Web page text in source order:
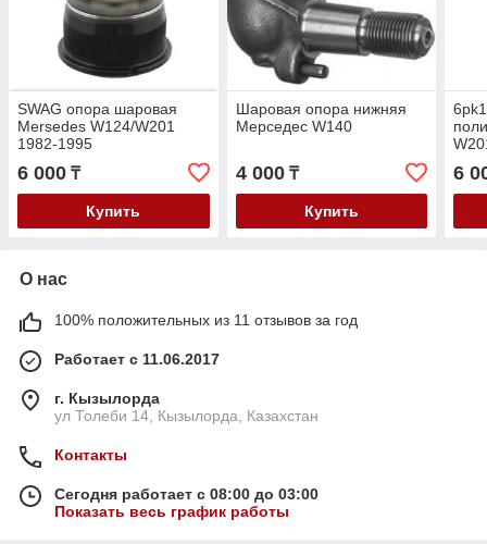
SWAG опора шаровая
Mersedes W124/W201
1982-1995
6 000 ₸
Купить
Шаровая опора нижняя
Мерседес W140
4 000₸
Купить
6
О нас
100% положительных из 11 отзывов за год
Работает с 11.06.2017
г. Кызылорда
ул Толеби 14, Кызылорда, Казахстан
Контакты
Сегодня работает с 08:00 до 03:00
Показать весь график работы